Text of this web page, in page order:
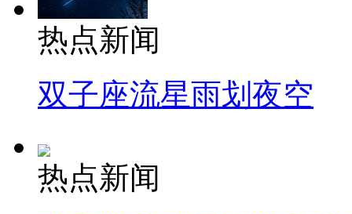
热点新闻
双子座流星雨划夜空
热点新闻